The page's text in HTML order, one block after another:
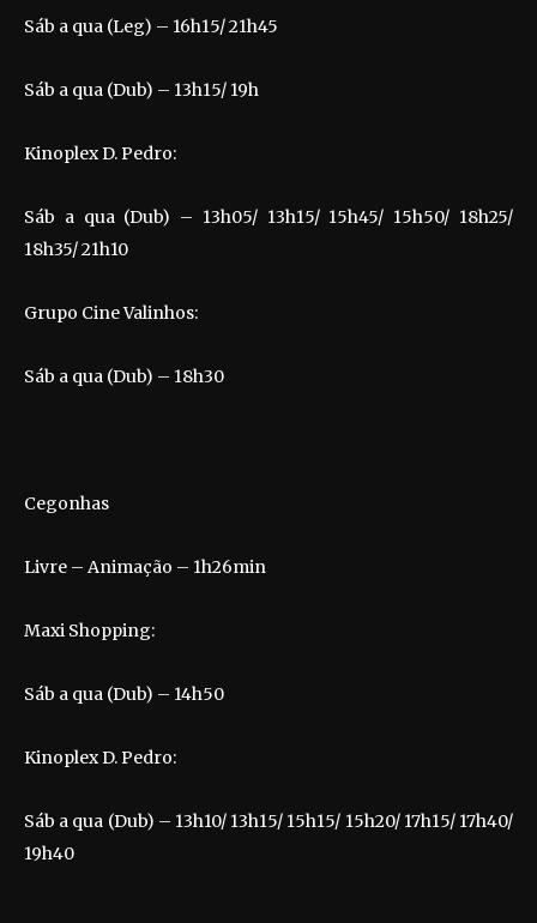
Sáb a qua (Leg) – 16h15/ 21h45
Sáb a qua (Dub) – 13h15/ 19h
Kinoplex D. Pedro:
Sáb a qua (Dub) – 13h05/ 13h15/ 15h45/ 15h50/ 18h25/
18h35/ 21h10
Grupo Cine Valinhos:
Sáb a qua (Dub) – 18h30
Cegonhas
Livre – Animação – 1h26min
Maxi Shopping:
Sáb a qua (Dub) – 14h50
Kinoplex D. Pedro:
Sáb a qua (Dub) – 13h10/ 13h15/ 15h15/ 15h20/ 17h15/ 17h40/
19h40